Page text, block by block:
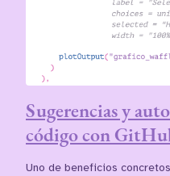
Sugerencias y
código con
Uno de beneficios